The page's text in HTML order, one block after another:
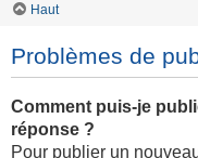
Haut
Problèmes de
Comment puis-je
réponse ?
Pour publier un